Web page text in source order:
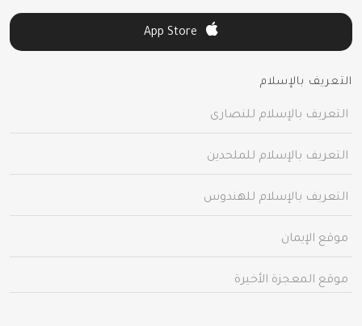
التعريف بالإسلام
التعريف بالإسلام للنصارى
التعريف بالإسلام للملحدين
التعريف بالإسلام للهندوس
موقع الإيمان
موقع المعجزة الأخيرة